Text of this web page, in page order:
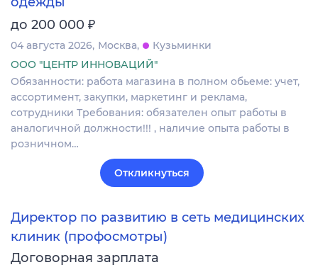
до 200 000 ₽
04 августа 2026 Москва
Кузьминки
ООО "ЦЕНТР ИННОВАЦИЙ"
Обязанности: работа магазина в полном обьеме: учет,
ассортимент, закупки, маркетинг и реклама,
сотрудники Требования: обязателен опыт работы в
аналогичной должности!!! , наличие опыта работы в
розничном…
Откликнуться
Директор по развитию в сеть медицинских
клиник (профосмотры)
Договорная зарплата